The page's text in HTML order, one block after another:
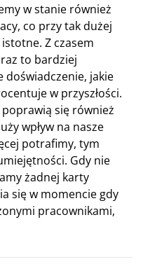
w stanie również
co przy tak dużej
Z czasem
to bardziej
doświadczenie, jakie
w przyszłości.
się również
wpływ na nasze
potrafimy, tym
Gdy nie
żadnej karty
się w momencie gdy
pracownikami,